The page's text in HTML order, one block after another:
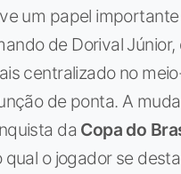
um papel importante
de Dorival
centralizado no
de ponta. A
da Copa do
qual o jogador se